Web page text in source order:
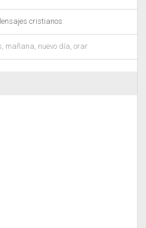
cristianos
mañana nuevo día orar